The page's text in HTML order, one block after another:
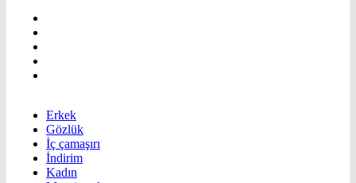
Erkek
Gözlük
İç çamaşırı
İndirim
Kadın